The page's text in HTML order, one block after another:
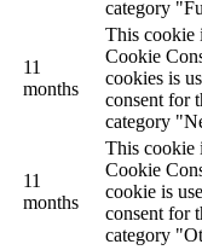
category
11
months
This cookie
Cookie
cookies is
consent for
category
11
months
This cookie
Cookie
cookie is
consent for
category